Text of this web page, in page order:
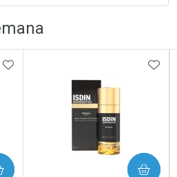
ADICIONAR AOS FAVORITOS
COMPRAR